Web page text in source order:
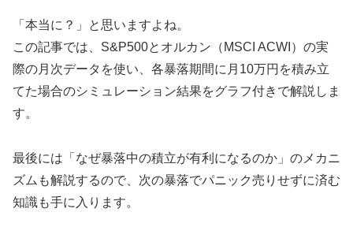
「本当に？」と思いますよね。
この記事では、S&P500とオルカン（MSCI ACWI）の実
際の月次データを使い、各暴落期間に月10万円を積み立
てた場合のシミュレーション結果をグラフ付きで解説しま
す。
最後には「なぜ暴落中の積立が有利になるのか」のメカニ
ズムも解説するので、次の暴落でパニック売りせずに済む
知識も手に入ります。